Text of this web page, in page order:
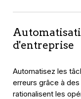
d'entreprise
Automatisez les
erreurs grâce à
rationalisent les